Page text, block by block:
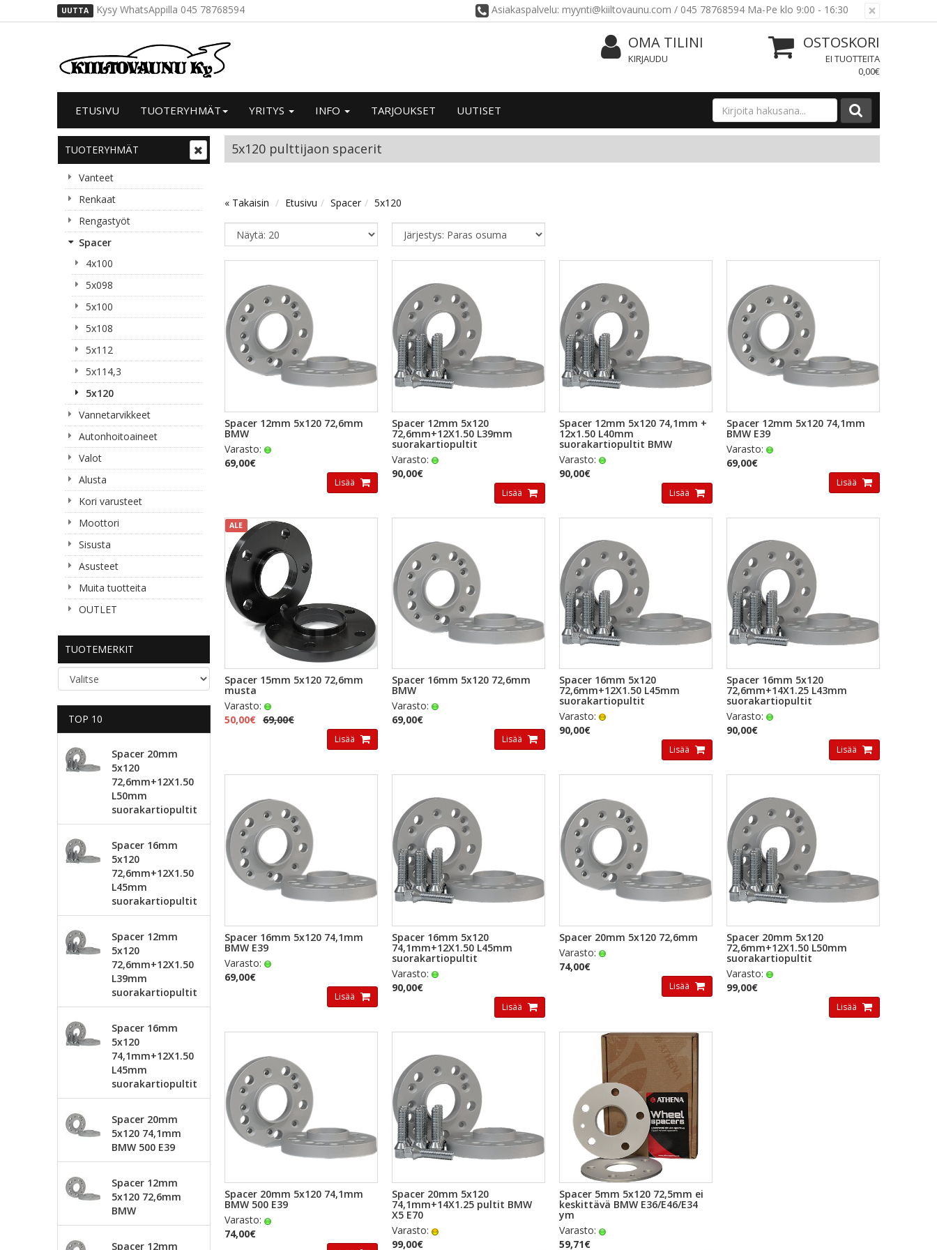
UUTTA Kysy WhatsAppilla 045 78768594 ×
Asiakaspalvelu: myynti@kiiltovaunu.com / 045 78768594 Ma-Pe klo 9:00 - 16:30
OMA TILINI
KIRJAUDU
OSTOSKORI
EI TUOTTEITA
0,00€
ETUSIVU TUOTERYHMÄT YRITYS INFO TARJOUKSET UUTISET
TUOTERYHMÄT
Vanteet
Renkaat
Rengastyöt
Spacer
4x100
5x098
5x100
5x108
5x112
5x114,3
5x120
Vannetarvikkeet
Autonhoitoaineet
Valot
Alusta
Kori varusteet
Moottori
Sisusta
Asusteet
Muita tuotteita
OUTLET
TUOTEMERKIT
TOP 10
Spacer 20mm
5x120
72,6mm+12X1.50
L50mm
suorakartiopultit
Spacer 16mm
5x120
72,6mm+12X1.50
L45mm
suorakartiopultit
Spacer 12mm
5x120
72,6mm+12X1.50
L39mm
suorakartiopultit
Spacer 16mm
5x120
74,1mm+12X1.50
L45mm
suorakartiopultit
Spacer 20mm
5x120 74,1mm
BMW 500 E39
Spacer 12mm
5x120 72,6mm
BMW
Spacer 12mm
5x120 pulttijaon spacerit
« Takaisin Etusivu Spacer 5x120
PIKAKATSELU
Spacer 12mm 5x120 72,6mm
BMW
Varasto:
69,00€
Lisää
PIKAKATSELU
Spacer 12mm 5x120
72,6mm+12X1.50 L39mm
suorakartiopultit
Varasto:
90,00€
Lisää
PIKAKATSELU
Spacer 12mm 5x120 74,1mm +
12x1.50 L40mm
suorakartiopultit BMW
Varasto:
90,00€
Lisää
PIKAKATSELU
Spacer 12mm 5x120 74,1mm
BMW E39
Varasto:
69,00€
Lisää
ALE
PIKAKATSELU
Spacer 15mm 5x120 72,6mm
musta
Varasto:
50,00€ 69,00€
Lisää
PIKAKATSELU
Spacer 16mm 5x120 72,6mm
BMW
Varasto:
69,00€
Lisää
PIKAKATSELU
Spacer 16mm 5x120
72,6mm+12X1.50 L45mm
suorakartiopultit
Varasto:
90,00€
Lisää
PIKAKATSELU
Spacer 16mm 5x120
72,6mm+14X1.25 L43mm
suorakartiopultit
Varasto:
90,00€
Lisää
PIKAKATSELU
Spacer 16mm 5x120 74,1mm
BMW E39
Varasto:
69,00€
Lisää
PIKAKATSELU
Spacer 16mm 5x120
74,1mm+12X1.50 L45mm
suorakartiopultit
Varasto:
90,00€
Lisää
PIKAKATSELU
Spacer 20mm 5x120 72,6mm
Varasto:
74,00€
Lisää
PIKAKATSELU
Spacer 20mm 5x120
72,6mm+12X1.50 L50mm
suorakartiopultit
Varasto:
99,00€
Lisää
PIKAKATSELU
Spacer 20mm 5x120 74,1mm
BMW 500 E39
Varasto:
74,00€
PIKAKATSELU
Spacer 20mm 5x120
74,1mm+14X1.25 pultit BMW
X5 E70
Varasto:
99,00€
PIKAKATSELU
Spacer 5mm 5x120 72,5mm ei
keskittävä BMW E36/E46/E34
ym
Varasto:
59,71€